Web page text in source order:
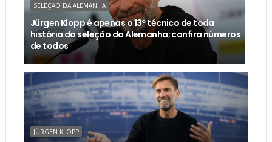
SELEÇÃO DA ALEMANHA
Jürgen Klopp é apenas o 13º técnico de toda
história da seleção da Alemanha; confira números
de todos
JÜRGEN KLOPP